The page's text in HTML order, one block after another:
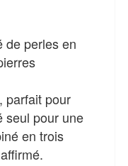
de perles en
parfait pour
pour une
en trois